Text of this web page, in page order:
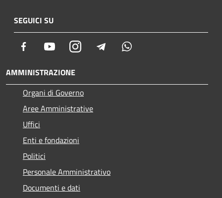
SEGUICI SU
Facebook YoutubeInstagram Telegram
AMMINISTRAZIONE
Organi di Governo
Aree Amministrative
Uffici
Enti e fondazioni
Politici
Personale Amministrativo
Documenti e dati